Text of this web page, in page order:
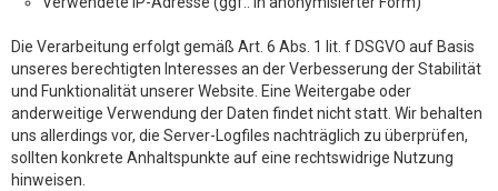
Die Verarbeitung erfolgt gemäß Art. 6 Abs. 1 lit. f DSGVO auf Basis
unseres berechtigten Interesses an der Verbesserung der Stabilität
und Funktionalität unserer Website. Eine Weitergabe oder
anderweitige Verwendung der Daten findet nicht statt. Wir behalten
uns allerdings vor, die Server-Logfiles nachträglich zu überprüfen,
sollten konkrete Anhaltspunkte auf eine rechtswidrige Nutzung
hinweisen.